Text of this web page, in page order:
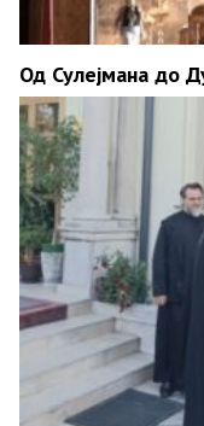
Од Сулејмана до